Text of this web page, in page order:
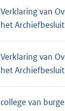
Verklaring van
het
Verklaring van
het
college van